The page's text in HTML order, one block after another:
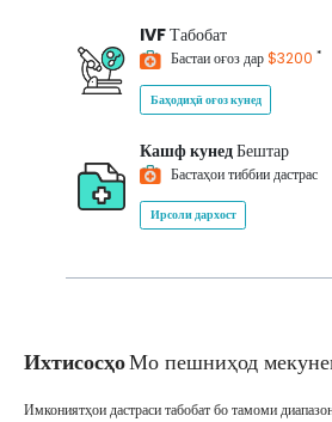
IVFТабобат
Бастаи оғоз дар$3200 *
Баҳодиҳӣ оғоз кунед
Кашф кунедБештар
Бастаҳои тиббии дастрас
Ирсоли дархост
ИхтисосҳоМо пешниҳод
Имкониятҳои дастраси табобат бо тамоми